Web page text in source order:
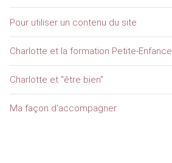
Pour utiliser un contenu du site
Charlotte et la formation Petite-Enfance
Charlotte et "être bien"
Ma façon d’accompagner